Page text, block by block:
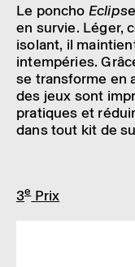
Le poncho Eclipse
en survie. Léger,
isolant, il
intem­pé­ries.
se trans­forme en
des jeux sont
pratiques et
dans tout kit de
3ePrix